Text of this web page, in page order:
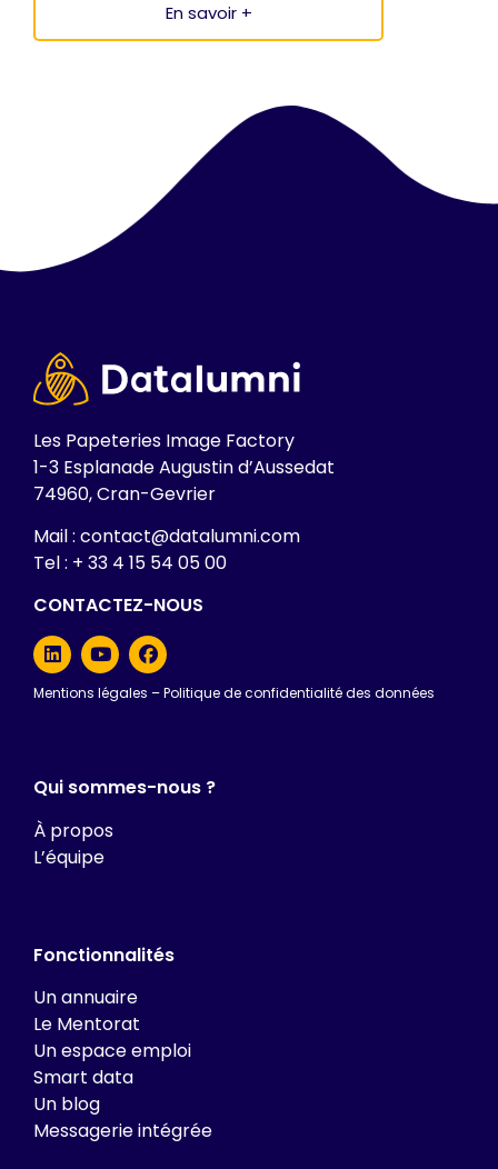
En savoir +
Les Papeteries Image Factory
1-3 Esplanade Augustin d’Aussedat
74960, Cran-Gevrier
Mail : contact@datalumni.com
Tel : + 33 4 15 54 05 00
CONTACTEZ-NOUS
Mentions légales –Politique de confidentialité des données
Qui sommes-nous ?
À propos
L’équipe
Fonctionnalités
Un annuaire
Le Mentorat
Un espace emploi
Smart data
Un blog
Messagerie intégrée